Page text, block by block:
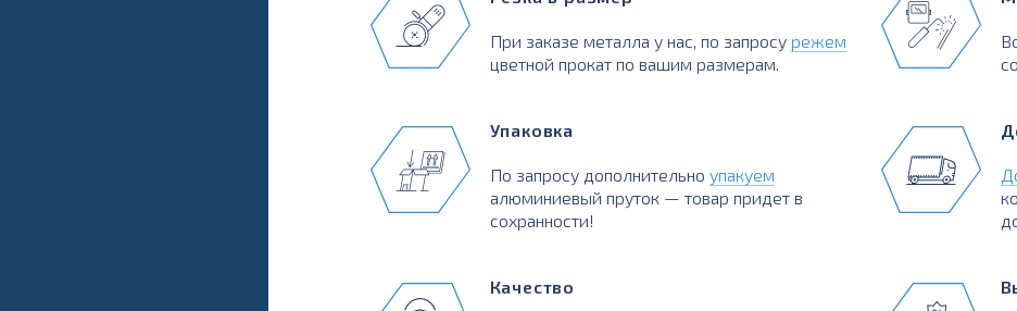
При заказе металла у нас, по запросу режем
цветной прокат по вашим размерам.
Упаковка
По запросу дополнительно упакуем
алюминиевый пруток — товар придет в
сохранности!
Качество